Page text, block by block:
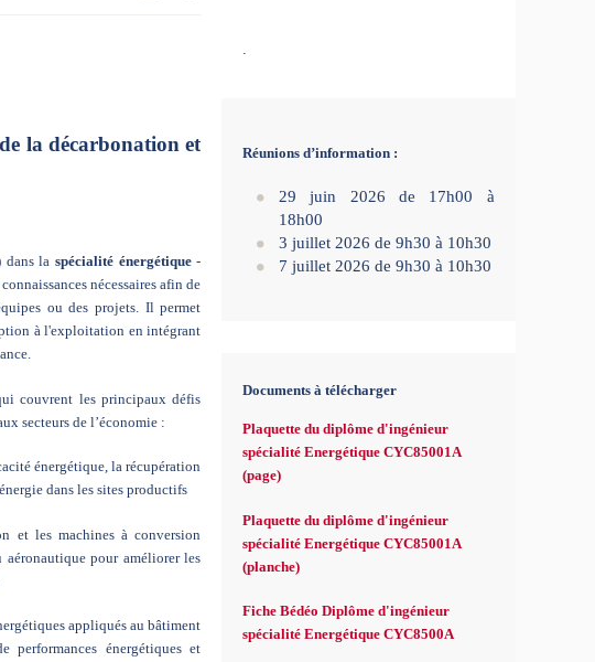
la décarbonation et
dans la spécialité énergétique-
nécessaires afin de
ou des projets. Il permet
à l'exploitation en intégrant
couvrent les principaux défis
secteurs de l’économie :
énergétique, la récupération
dans les sites productifs
et les machines à conversion
pour améliorer les
appliqués au bâtiment
énergétiques et
Réunions d’information :
29 juin 2026 de 17h00 à
18h00
3 juillet 2026 de 9h30 à 10h30
7 juillet 2026 de 9h30 à 10h30
Documents à télécharger
Plaquette du diplôme d'ingénieur
spécialité Energétique CYC85001A
(page)
Plaquette du diplôme d'ingénieur
spécialité Energétique CYC85001A
(planche)
Fiche Bédéo Diplôme d'ingénieur
spécialité Energétique CYC8500A